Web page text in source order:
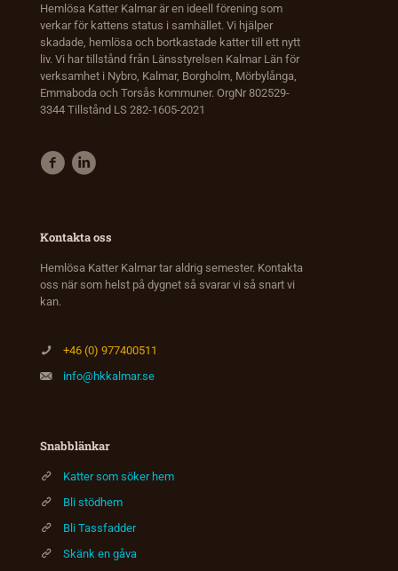
Hemlösa Katter Kalmar är en ideell förening som
verkar för kattens status i samhället. Vi hjälper
skadade, hemlösa och bortkastade katter till ett nytt
liv. Vi har tillstånd från Länsstyrelsen Kalmar Län för
verksamhet i Nybro, Kalmar, Borgholm, Mörbylånga,
Emmaboda och Torsås kommuner. OrgNr 802529-
3344 Tillstånd LS 282-1605-2021
Kontakta oss
Hemlösa Katter Kalmar tar aldrig semester. Kontakta
oss när som helst på dygnet så svarar vi så snart vi
kan.
+46 (0) 977400511
info@hkkalmar.se
Snabblänkar
Katter som söker hem
Bli stödhem
Bli Tassfadder
Skänk en gåva